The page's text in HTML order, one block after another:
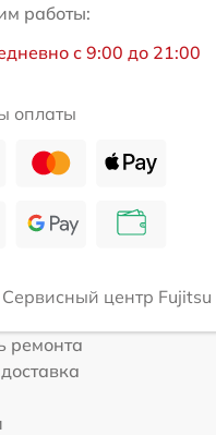
работы:
с 9:00 до 21:00
оплаты
центр Fujitsu
ремонта